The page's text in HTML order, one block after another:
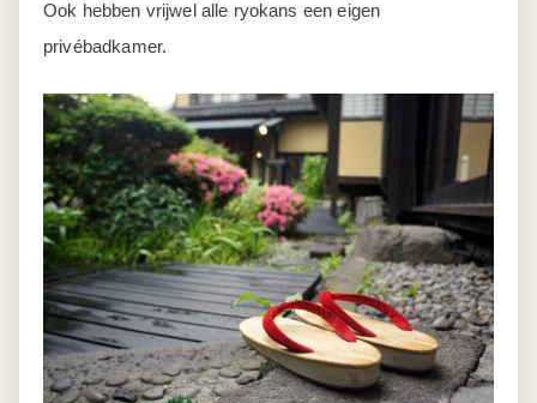
Ook hebben vrijwel alle ryokans een eigen
privébadkamer.